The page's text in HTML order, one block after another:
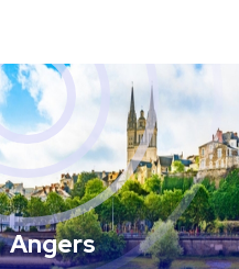
Angers